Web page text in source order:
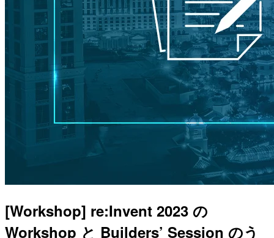
[Workshop] re:Invent 2023 の
Workshop と Builders’ Session のう